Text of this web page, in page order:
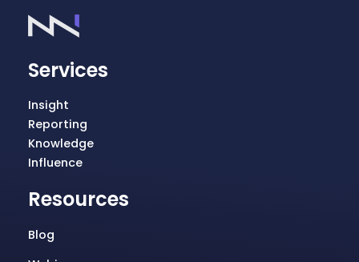
Services
Insight
Reporting
Knowledge
Influence
Resources
Blog